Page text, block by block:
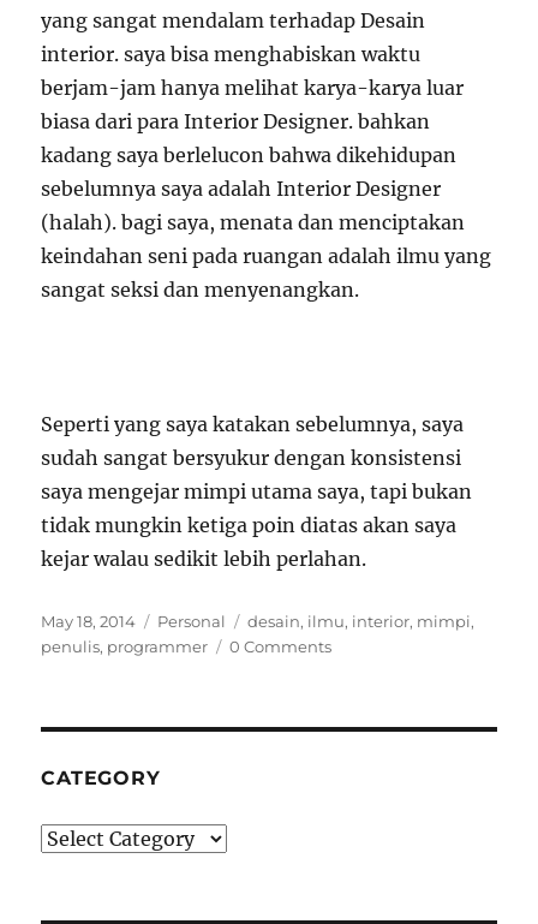
yang sangat mendalam terhadap Desain
interior. saya bisa menghabiskan waktu
berjam-jam hanya melihat karya-karya luar
biasa dari para Interior Designer. bahkan
kadang saya berlelucon bahwa dikehidupan
sebelumnya saya adalah Interior Designer
(halah). bagi saya, menata dan menciptakan
keindahan seni pada ruangan adalah ilmu yang
sangat seksi dan menyenangkan.
Seperti yang saya katakan sebelumnya, saya
sudah sangat bersyukur dengan konsistensi
saya mengejar mimpi utama saya, tapi bukan
tidak mungkin ketiga poin diatas akan saya
kejar walau sedikit lebih perlahan.
Posted
on
May 18, 2014 Categories
Personal Tags
desain, ilmu, interior, mimpi,
penulis, programmer 0 Comments
CATEGORY
Category